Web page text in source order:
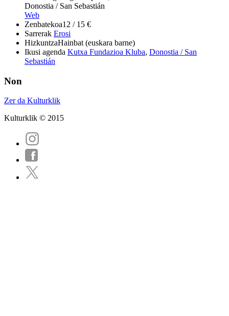
Donostia / San Sebastián
Web
Zenbatekoa12 / 15 €
Sarrerak Erosi
HizkuntzaHainbat (euskara barne)
Ikusi agenda Kutxa Fundazioa Kluba, Donostia / San
Sebastián
Non
Zer da Kulturklik
Kulturklik © 2015